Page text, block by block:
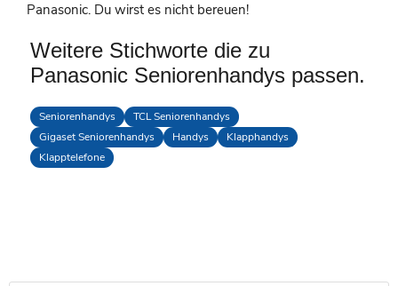
Panasonic. Du wirst es nicht bereuen!
Weitere Stichworte die zu
Panasonic Seniorenhandys passen.
Seniorenhandys
TCL Seniorenhandys
Gigaset Seniorenhandys
Handys
Klapphandys
Klapptelefone